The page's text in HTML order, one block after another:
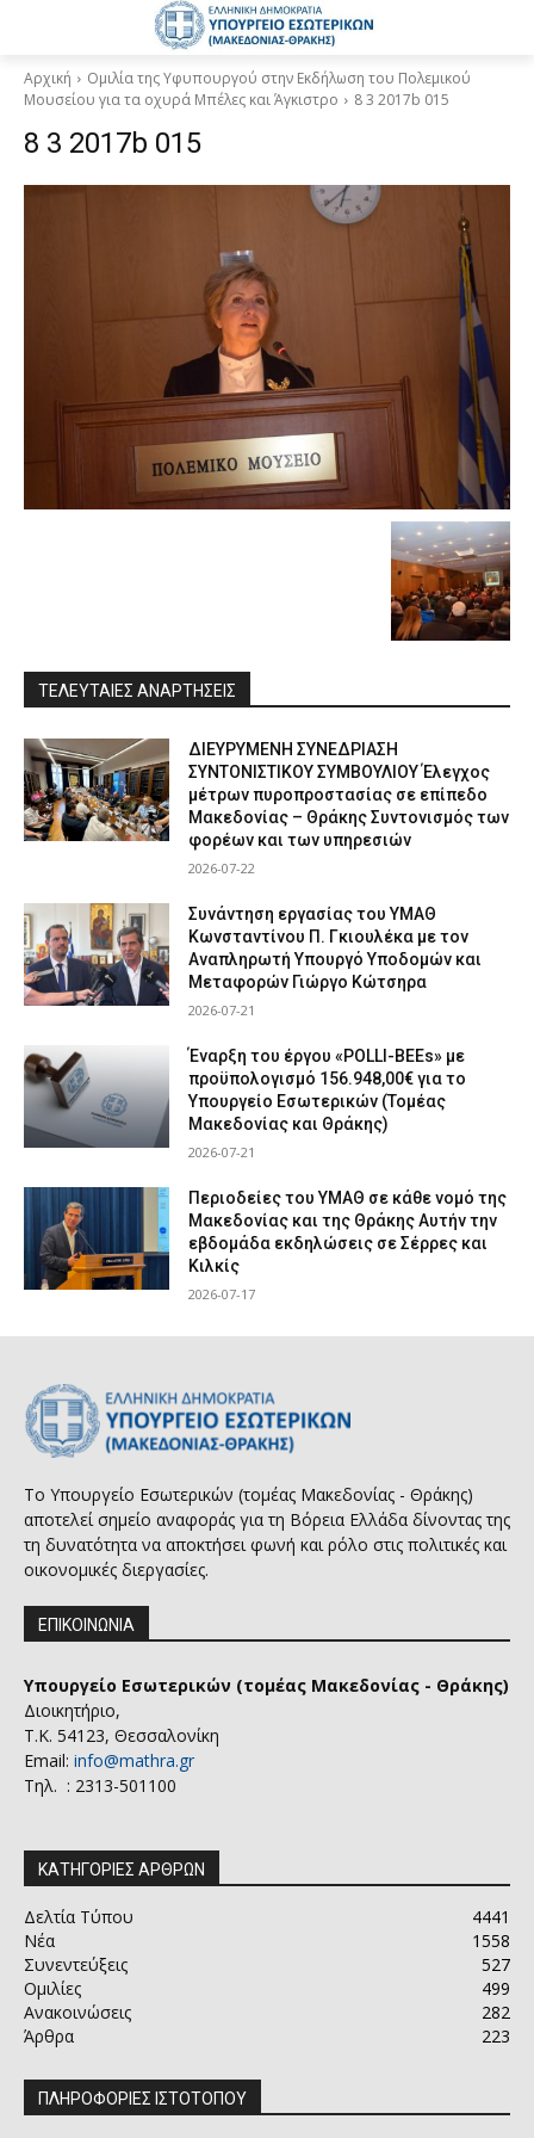
Αρχική
Ομιλία της Υφυπουργού στην Εκδήλωση του Πολεμικού
Μουσείου για τα οχυρά Μπέλες και Άγκιστρο
8 3 2017b 015
8 3 2017b 015
ΤΕΛΕΥΤΑΙΕΣ ΑΝΑΡΤΗΣΕΙΣ
ΔΙΕΥΡΥΜΕΝΗ ΣΥΝΕΔΡΙΑΣΗ
ΣΥΝΤΟΝΙΣΤΙΚΟΥ ΣΥΜΒΟΥΛΙΟΥ Έλεγχος
μέτρων πυροπροστασίας σε επίπεδο
Μακεδονίας – Θράκης Συντονισμός των
φορέων και των υπηρεσιών
2026-07-22
Συνάντηση εργασίας του ΥΜΑΘ
Κωνσταντίνου Π. Γκιουλέκα με τον
Αναπληρωτή Υπουργό Υποδομών και
Μεταφορών Γιώργο Κώτσηρα
2026-07-21
Έναρξη του έργου «POLLI-BEEs» με
προϋπολογισμό 156.948,00€ για το
Υπουργείο Εσωτερικών (Τομέας
Μακεδονίας και Θράκης)
2026-07-21
Περιοδείες του ΥΜΑΘ σε κάθε νομό της
Μακεδονίας και της Θράκης Αυτήν την
εβδομάδα εκδηλώσεις σε Σέρρες και
Κιλκίς
2026-07-17
Το Υπουργείο Εσωτερικών (τομέας Μακεδονίας - Θράκης)
αποτελεί σημείο αναφοράς για τη Βόρεια Ελλάδα δίνοντας της
τη δυνατότητα να αποκτήσει φωνή και ρόλο στις πολιτικές και
οικονομικές διεργασίες.
ΕΠΙΚΟΙΝΩΝΙΑ
Υπουργείο Εσωτερικών (τομέας Μακεδονίας - Θράκης)
Διοικητήριο,
Τ.Κ. 54123, Θεσσαλονίκη
Email: info@mathra.gr
Τηλ. : 2313-501100
ΚΑΤΗΓΟΡΙΕΣ ΑΡΘΡΩΝ
Δελτία Τύπου
4441
Νέα
1558
Συνεντεύξεις
527
Ομιλίες
499
Ανακοινώσεις
282
Άρθρα
223
ΠΛΗΡΟΦΟΡΙΕΣ ΙΣΤΟΤΟΠΟΥ